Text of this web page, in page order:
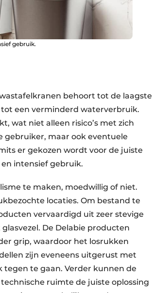
gebruik.
behoort tot de laagste
een verminderd waterverbruik.
wat niet alleen risico’s met zich
gebruiker, maar ook eventuele
er gekozen wordt voor de juiste
intensief gebruik.
te maken, moedwillig of niet.
locaties. Om bestand te
vervaardigd uit zeer stevige
De Delabie producten
grip, waardoor het losrukken
zijn eveneens uitgerust met
te gaan. Verder kunnen de
ruimte de juiste oplossing